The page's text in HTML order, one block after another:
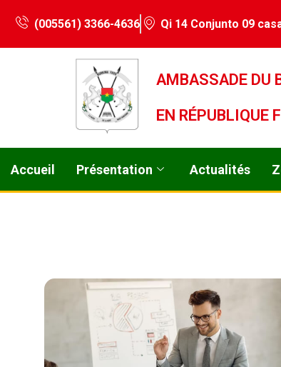
(005561) 3366-4636 Qi 14 Conjunto 09
AMBASSADE DU
EN RÉPUBLIQUE
Accueil Présentation Actualités